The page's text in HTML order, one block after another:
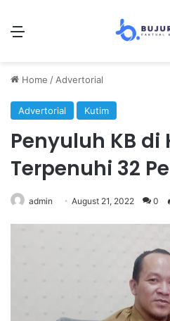
Home / Advertorial
Advertorial Kutim
Penyuluh KB di
Terpenuhi 32
admin August 21, 2022 0